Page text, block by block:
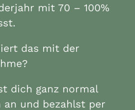
mit 70 – 100%
das mit der
dich ganz normal
an und bezahlst per